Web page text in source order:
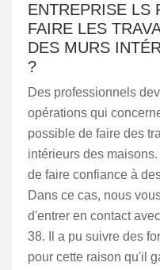
ENTREPRISE LS
FAIRE LES
DES MURS
?
Des professionnels
opérations qui
possible de faire des
intérieurs des
de faire confiance à
Dans ce cas, nous
d'entrer en contact
38. Il a pu suivre des
pour cette raison qu'il